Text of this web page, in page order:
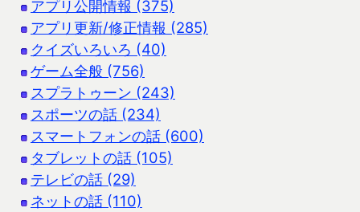
アプリ公開情報 (375)
アプリ更新/修正情報 (285)
クイズいろいろ (40)
ゲーム全般 (756)
スプラトゥーン (243)
スポーツの話 (234)
スマートフォンの話 (600)
タブレットの話 (105)
テレビの話 (29)
ネットの話 (110)